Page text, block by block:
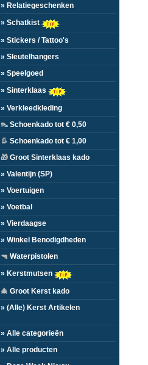
» Relatiegeschenken
» Schatkist
» Stickers / Tattoo's
» Sleutelhangers
» Speelgoed
» Sinterklaas
» Verkleedkleding
👠 Schoenkado tot € 0,50
👢 Schoenkado tot € 1,00
🎁 Groot Sinterklaas kado
» Valentijn (SP)
» Voertuigen
» Voetbal
» Vierdaagse
» Winkel Benodigdheden
🔫 Waterpistolen
» Kerstmutsen
🎄 Groot Kerst kado
» (Alle) Kerst Artikelen
» Alle categorieën
» Alle producten